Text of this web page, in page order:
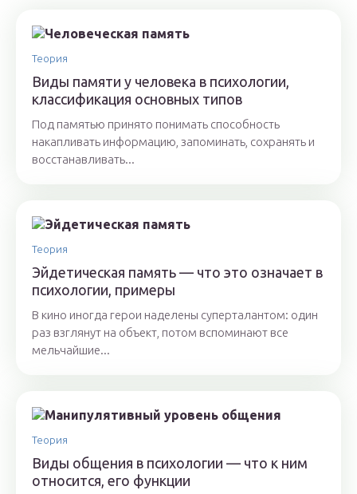
Теория
Виды памяти у человека в психологии,
классификация основных типов
Под памятью принято понимать способность
накапливать информацию, запоминать, сохранять и
восстанавливать...
Теория
Эйдетическая память — что это означает в
психологии, примеры
В кино иногда герои наделены суперталантом: один
раз взглянут на объект, потом вспоминают все
мельчайшие...
Теория
Виды общения в психологии — что к ним
относится, его функции